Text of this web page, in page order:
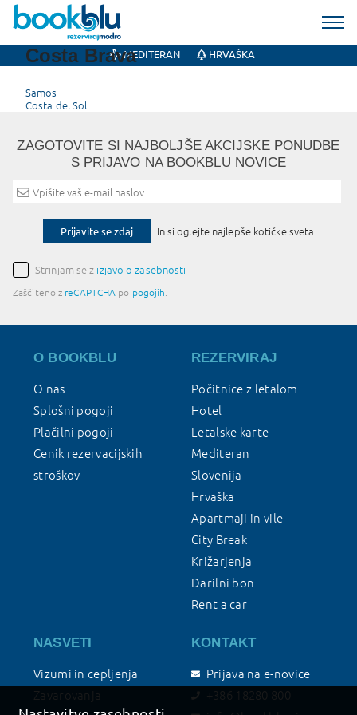
MEDITERAN HRVAŠKA
Costa Brava
Post
navigation
Samos
Costa del Sol
ZAGOTOVITE SI NAJBOLJŠE AKCIJSKE PONUDBE
S PRIJAVO NA BOOKBLU NOVICE
Prijavite se zdaj In si oglejte najlepše kotičke sveta
Strinjam se z izjavo o zasebnosti
Zaščiteno z reCAPTCHA po pogojih
O BOOKBLU
O nas
Splošni pogoji
Plačilni pogoji
Cenik rezervacijskih
stroškov
NASVETI
Vizumi in cepljenja
Zavarovanja
REZERVIRAJ
Počitnice z letalom
Hotel
Letalske karte
Mediteran
Slovenija
Hrvaška
Apartmaji in vile
City Break
Križarjenja
Darilni bon
Rent a car
KONTAKT
Prijava na e-novice
+386 18280 800